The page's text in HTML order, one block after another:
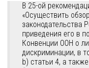
В 25-ой
«Осуществить
законодательства
приведения его в
Конвенции ООН о
дискриминации, в
b) статьи 4, а